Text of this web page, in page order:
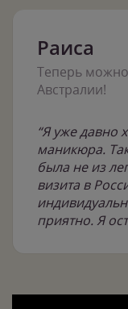
Раиса
Теперь
Австралии!
“Я уже давно
маникюра.
была не из
визита в
приятно. Я